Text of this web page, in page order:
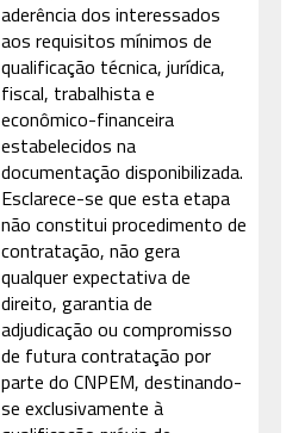
aderência dos interessados
aos requisitos mínimos de
qualificação técnica, jurídica,
fiscal, trabalhista e
econômico-financeira
estabelecidos na
documentação disponibilizada.
Esclarece-se que esta etapa
não constitui procedimento de
contratação, não gera
qualquer expectativa de
direito, garantia de
adjudicação ou compromisso
de futura contratação por
parte do CNPEM, destinando-
se exclusivamente à